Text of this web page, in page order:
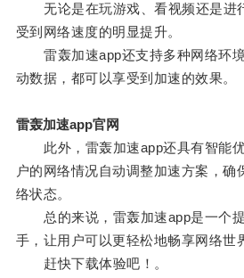
无论是在玩游戏、看视频还是进
受到网络速度的明显提升。
雷轰加速app还支持多种网络环境
动数据，都可以享受到加速的效果。
雷轰加速app官网
此外，雷轰加速app还具有智能优
户的网络情况自动调整加速方案，确
络状态。
总的来说，雷轰加速app是一个提
手，让用户可以更轻松地畅享网络世
赶快下载体验吧！。